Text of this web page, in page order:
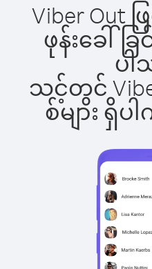
Viber Out ဖ
ဖုန်းခေါ်
ပ
သင့်တွင်
စ်များ ရှိ